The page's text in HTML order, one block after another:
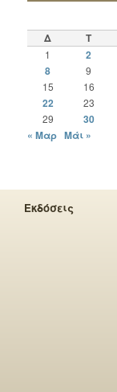
Δ Τ
1 2
8
9
15 16
22
23
29
30
« Μαρ Μάι »
Εκδόσεις